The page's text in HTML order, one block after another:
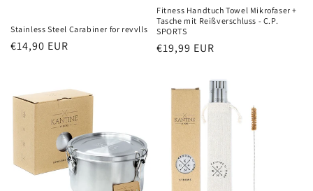
Stainless Steel Carabiner for revvlls
Normaler
€14,90 EUR
Fitness Handtuch Towel Mikrofaser +
Tasche mit Reißverschluss - C.P.
SPORTS
Normaler
€19,99 EUR